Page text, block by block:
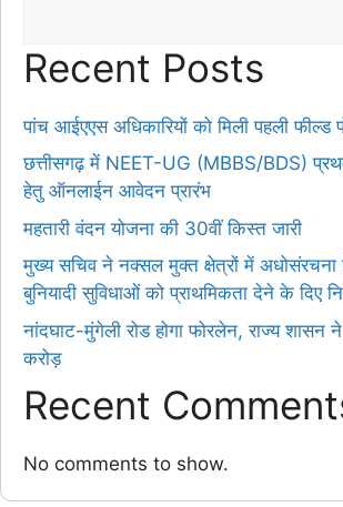
Recent Posts
पांच आईएएस अधिकारियों को मिली पहली फील्ड
छत्तीसगढ़ में NEET-UG (MBBS/BDS)
हेतु ऑनलाईन आवेदन प्रारंभ
महतारी वंदन योजना की 30वीं किस्त जारी
मुख्य सचिव ने नक्सल मुक्त क्षेत्रों में
बुनियादी सुविधाओं को प्राथमिकता देने के दिए
नांदघाट-मुंगेली रोड होगा फोरलेन, राज्य शासन
करोड़
Recent
No comments to show.